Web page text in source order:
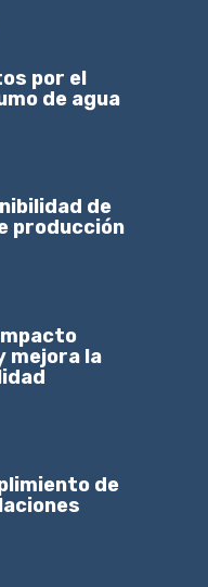
por el
de agua
de
producción
mejora la
de